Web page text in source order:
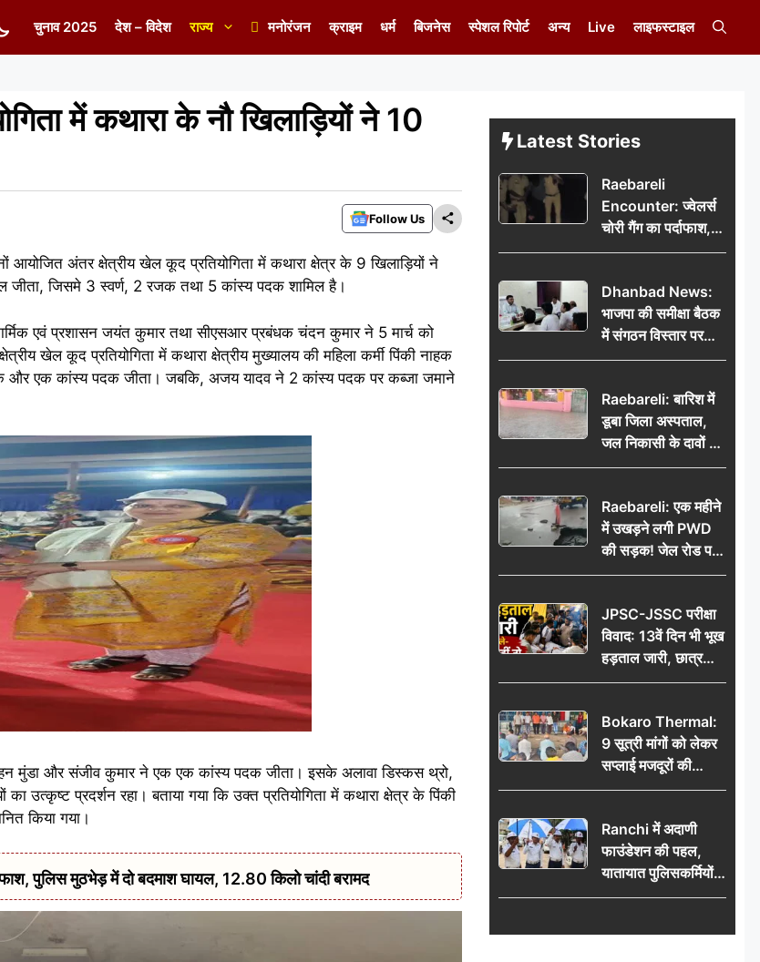
चुनाव 2025 देश – विदेश राज्य मनोरंजन क्राइम धर्म बिजनेस स्पेशल रिपोर्ट अन्य Live लाइफस्टाइल
में कथारा के नौ खिलाड़ियों ने 10
Follow Us
आयोजित अंतर क्षेत्रीय खेल कूद प्रतियोगिता में कथारा क्षेत्र के 9 खिलाड़ियों ने
जीता, जिसमे 3 स्वर्ण, 2 रजक तथा 5 कांस्य पदक शामिल है।
एवं प्रशासन जयंत कुमार तथा सीएसआर प्रबंधक चंदन कुमार ने 5 मार्च को
खेल कूद प्रतियोगिता में कथारा क्षेत्रीय मुख्यालय की महिला कर्मी पिंकी नाहक
और एक कांस्य पदक जीता। जबकि, अजय यादव ने 2 कांस्य पदक पर कब्जा जमाने
मुंडा और संजीव कुमार ने एक एक कांस्य पदक जीता। इसके अलावा डिस्कस थ्रो,
उत्कृष्ट प्रदर्शन रहा। बताया गया कि उक्त प्रतियोगिता में कथारा क्षेत्र के पिंकी
किया गया।
पुलिस मुठभेड़ में दो बदमाश घायल, 12.80 किलो चांदी बरामद
Latest Stories
Raebareli
Encounter: ज्वेलर्स
चोरी गैंग का पर्दाफाश,
पुलिस मुठभेड़ में दो
किलो चांदी बरामद
Dhanbad News:
भाजपा की समीक्षा बैठक
में संगठन विस्तार पर
मंथन, बीडीओ से
जनसमस्याओं का विवरण
Raebareli: बारिश में
डूबा जिला अस्पताल,
जल निकासी के दावों की
खुली पोल
Raebareli: एक महीने
में उखड़ने लगी PWD
की सड़क! जेल रोड पर
गड्ढे ने खोली निर्माण
की उठी मांग
JPSC-JSSC परीक्षा
विवाद: 13वें दिन भी भूख
हड़ताल जारी, छात्र
बोले- जांच नहीं तो
Bokaro Thermal:
9 सूत्री मांगों को लेकर
सप्लाई मजदूरों की
हुंकार, 12 अगस्त के
Ranchi में अदाणी
फाउंडेशन की पहल,
यातायात पुलिसकर्मियों
को वितरित किए गए छाते